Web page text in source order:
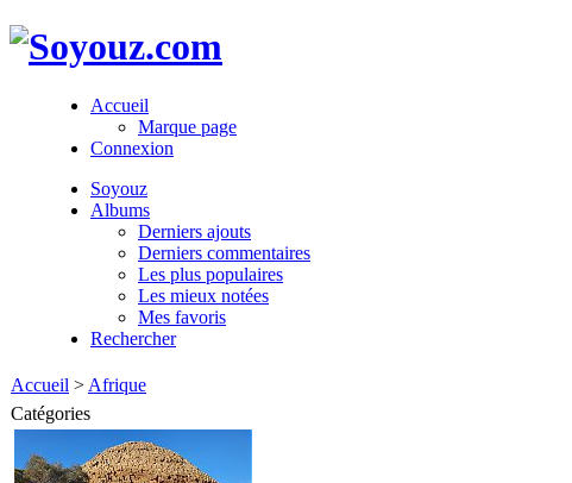
Accueil
Marque page
Connexion
Soyouz
Albums
Derniers ajouts
Derniers commentaires
Les plus populaires
Les mieux notées
Mes favoris
Rechercher
Accueil > Afrique
Catégories